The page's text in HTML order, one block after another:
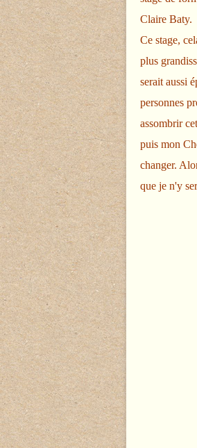
Claire Baty.
Ce stage,
plus
serait aussi
personnes
assombrir
puis mon
changer.
que je n'y